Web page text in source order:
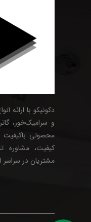
دکونیکو با ارائه
و سرامیک‌خور،
محصولی باکیفیت
کیفیت،
مشتریان در سراسر